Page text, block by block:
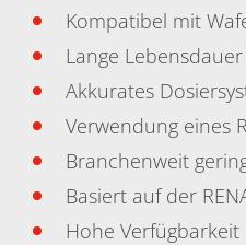
Kompatibel mit
Lange
Akkurates
Verwendung eines
Branchenweit
Basiert auf der
Hohe Verfügbarkeit